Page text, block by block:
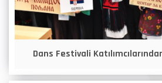
Dans Festivali